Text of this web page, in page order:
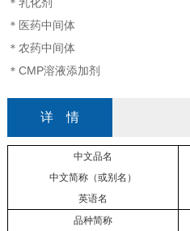
＊医药中间体
＊农药中间体
＊ CMP溶液添加剂
详 情
中文品名
中文简称（或别名）
英语名
品种简称